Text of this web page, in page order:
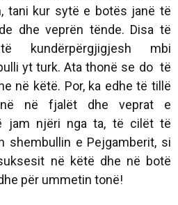
tani kur sytë e botës janë të
dhe veprën tënde. Disa të
mbi
yt turk. Ata thonë se do të
në këtë. Por, ka edhe të tillë
në fjalët dhe veprat e
jam njëri nga ta, të cilët të
shembullin e Pejgamberit, si
në këtë dhe në botë
për ummetin tonë!